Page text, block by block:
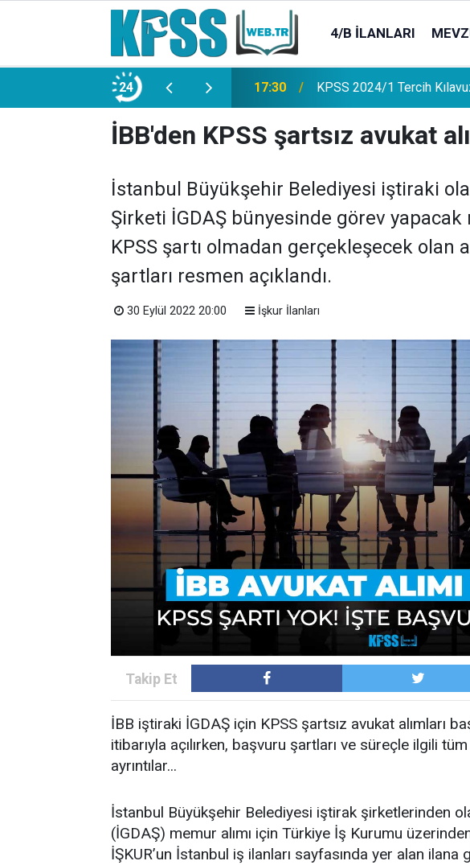
4/B İLANLARI
24
Memur Alımı Başlıyor! 21:20 TL Mevduat Sahipleri İçin
İBB'den KPSS şartsız avukat
İstanbul Büyükşehir Belediyesi iştiraki
Şirketi İGDAŞ bünyesinde görev yapacak
KPSS şartı olmadan gerçekleşecek olan
şartları resmen açıklandı.
30 Eylül 2022 20:00 İşkur İlanları
İBB iştiraki İGDAŞ için KPSS şartsız avukat alımları
itibarıyla açılırken, başvuru şartları ve süreçle ilgili
ayrıntılar...
İstanbul Büyükşehir Belediyesi iştirak şirketlerinden
(İGDAŞ) memur alımı için Türkiye İş Kurumu
İŞKUR’un İstanbul iş ilanları sayfasında yer alan